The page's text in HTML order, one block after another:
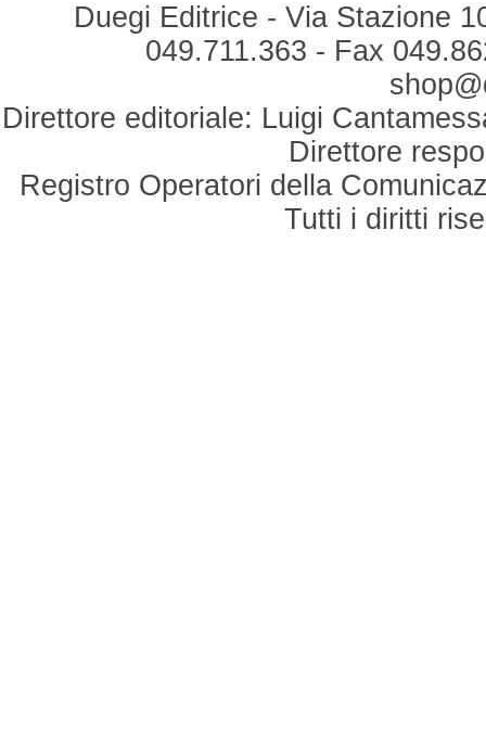
Duegi Editrice - Via Stazione
049.711.363 - Fax
Direttore editoriale: Luigi
Direttore
Registro Operatori della
Tutti i diritti